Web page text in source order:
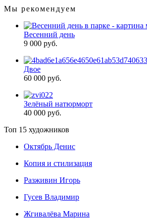
Мы рекомендуем
Весенний день
9 000 руб.
Двое
60 000 руб.
Зелёный натюрморт
40 000 руб.
Топ 15 художников
Октябрь Денис
Копия и стилизация
Разживин Игорь
Гусев Владимир
Жгивалёва Марина